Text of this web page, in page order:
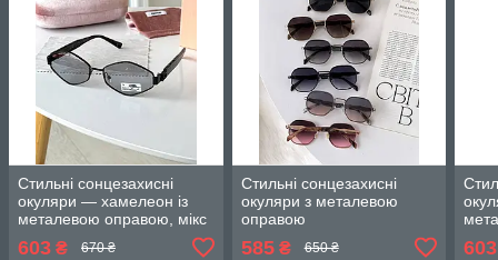
Стильні сонцезахисні
окуляри — хамелеон із
металевою оправою, мікс
603 ₴ 670 ₴
Стильні сонцезахисні
окуляри з металевою
оправою
585₴ 650 ₴ 603